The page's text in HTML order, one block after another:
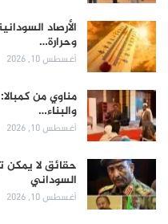
وحرارة…
أغسطس 10, 2026
مناوي من
والبناء…
أغسطس 10, 2026
حقائق لا يمكن
السوداني
أغسطس 10, 2026